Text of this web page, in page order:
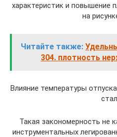
характеристик и повышение
на
Читайте также:
304. плотность
Влияние температуры
Такая закономерность не
инструментальных